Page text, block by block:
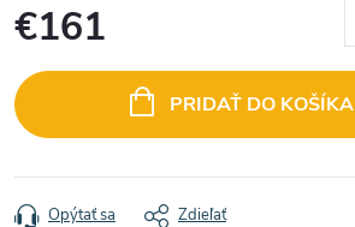
€161
cena:
PRIDAŤ DO KOŠÍKA
Opýtať sa Zdieľať